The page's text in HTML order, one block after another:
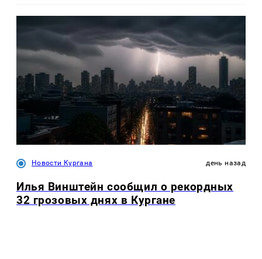
Новости Кургана день назад
Илья Винштейн сообщил о рекордных
32 грозовых днях в Кургане